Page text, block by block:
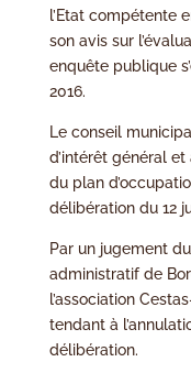
l’Etat compétente
son avis sur
enquête publique
2016.
Le conseil
d’intérêt général
du plan
délibération du 12
Par un jugement
administratif de
l’association
tendant à
délibération.